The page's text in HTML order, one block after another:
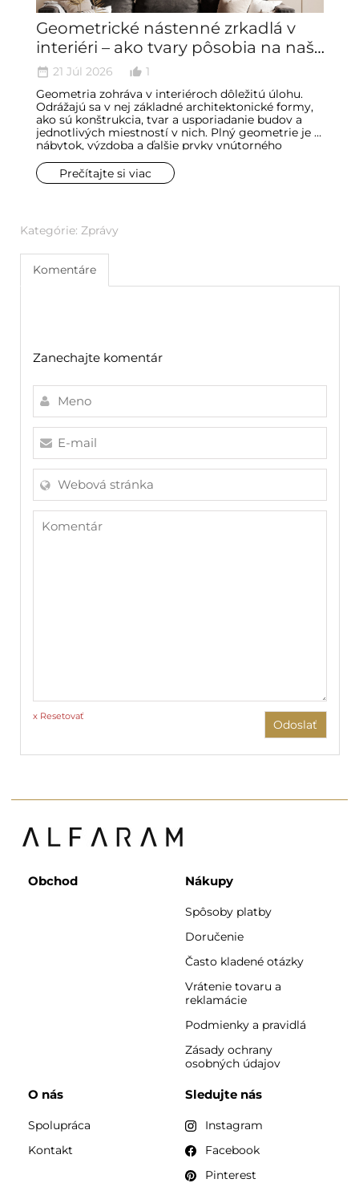
Geometrické nástenné zrkadlá v
interiéri – ako tvary pôsobia na naše
emócie
date_range 21 Júl 2026 thumb_up_alt 1
Geometria zohráva v interiéroch dôležitú úlohu.
Odrážajú sa v nej základné architektonické formy,
ako sú konštrukcia, tvar a usporiadanie budov a
jednotlivých miestností v nich. Plný geometrie je aj
nábytok, výzdoba a ďalšie prvky vnútorného
majú nejaké tvary, ale čím sa vyznačujú tie
geometrické? Tým, že sú rozpoznateľné a
Prečítajte si viac
Kategórie: Zprávy
Komentáre
Zanechajte komentár
x Resetovať
Odoslať
Obchod Nákupy
Spôsoby platby
Doručenie
Často kladené otázky
Vrátenie tovaru a
reklamácie
Podmienky a pravidlá
Zásady ochrany
osobných údajov
O nás
Spolupráca
Kontakt
Sledujte nás
Instagram
Facebook
Pinterest